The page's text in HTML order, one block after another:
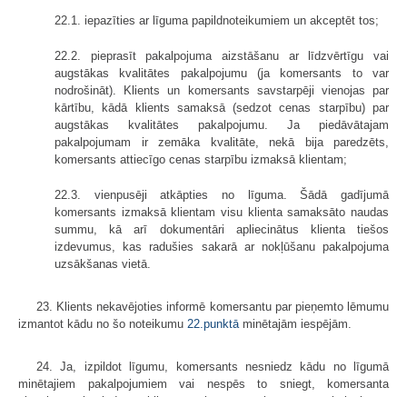
22.1. iepazīties ar līguma papildnoteikumiem un akceptēt tos;
22.2. pieprasīt pakalpojuma aizstāšanu ar līdzvērtīgu vai
augstākas kvalitātes pakalpojumu (ja komersants to var
nodrošināt). Klients un komersants savstarpēji vienojas par
kārtību, kādā klients samaksā (sedzot cenas starpību) par
augstākas kvalitātes pakalpojumu. Ja piedāvātajam
pakalpojumam ir zemāka kvalitāte, nekā bija paredzēts,
komersants attiecīgo cenas starpību izmaksā klientam;
22.3. vienpusēji atkāpties no līguma. Šādā gadījumā
komersants izmaksā klientam visu klienta samaksāto naudas
summu, kā arī dokumentāri apliecinātus klienta tiešos
izdevumus, kas radušies sakarā ar nokļūšanu pakalpojuma
uzsākšanas vietā.
23. Klients nekavējoties informē komersantu par pieņemto lēmumu
izmantot kādu no šo noteikumu 22.punktā minētajām iespējām.
24. Ja, izpildot līgumu, komersants nesniedz kādu no līgumā
minētajiem pakalpojumiem vai nespēs to sniegt, komersanta